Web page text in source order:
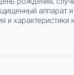
аппарат
и